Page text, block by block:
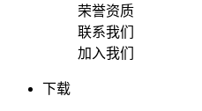
荣誉资质
联系我们
加入我们
下载